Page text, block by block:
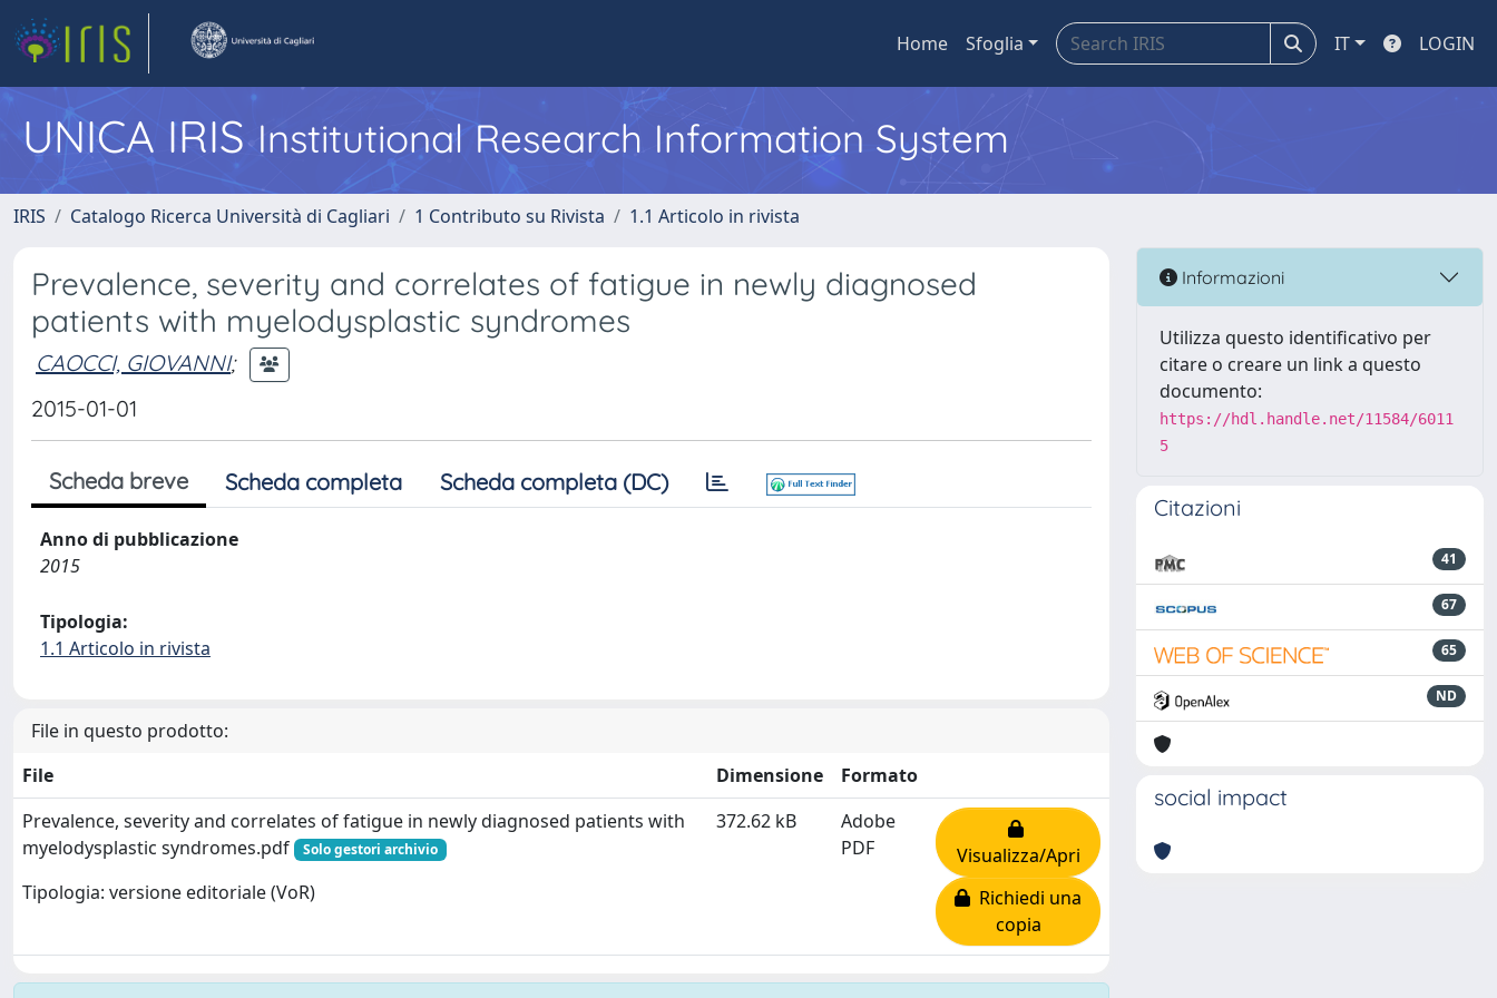
Home Sfoglia IT LOGIN
UNICA IRISInstitutional Research Information System
IRIS Catalogo Ricerca Università di Cagliari 1 Contributo su Rivista 1.1 Articolo in rivista
Prevalence, severity and correlates of fatigue in newly diagnosed
patients with myelodysplastic syndromes
CAOCCI, GIOVANNI;
2015-01-01
Scheda breve Scheda completa Scheda completa (DC)
Anno di pubblicazione
2015
Tipologia:
1.1 Articolo in rivista
File in questo prodotto:
File
Dimensione
Formato
Prevalence, severity and correlates of fatigue in newly diagnosed patients with
myelodysplastic syndromes.pdf
Solo gestori archivio
Tipologia: versione editoriale (VoR)
372.62 kB
Adobe
PDF
Visualizza/Apri
Richiedi una
copia
Informazioni
Utilizza questo identificativo per
citare o creare un link a questo
documento:
https://hdl.handle.net/11584/6011
5
Citazioni
41
67
65
ND
social impact